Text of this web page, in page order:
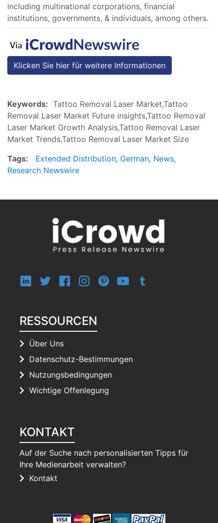
including multinational corporations, financial
institutions, governments, & individuals, among others.
Klicken Sie hier für weitere Informationen
Keywords: Tattoo Removal Laser Market,Tattoo
Removal Laser Market Future insights,Tattoo Removal
Laser Market Growth Analysis,Tattoo Removal Laser
Market Trends,Tattoo Removal Laser Market Size
Tags:
Extended Distribution, German, News,
Research Newswire
RESSOURCEN
Über Uns
Datenschutz-Bestimmungen
Nutzungsbedingungen
Wichtige Offenlegung
KONTAKT
Auf der Suche nach personalisierten Tipps für
Ihre Medienarbeit verwalten?
Kontakt